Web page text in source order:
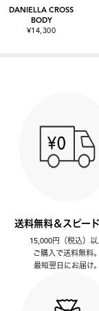
DANIELLA CROSS
BODY
¥14,300
送料無料＆スピー
15,000円（税込）以
ご購入で送料無料。
最短翌日にお届け。